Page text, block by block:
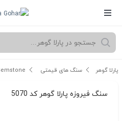
پارلا گوهر سنگ های قیمتی Gemstone
سنگ فیروزه پارلا گوهر کد 5070